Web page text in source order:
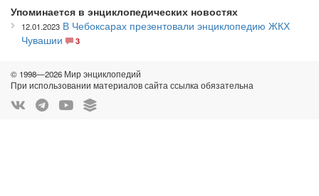
Упоминается в энциклопедических новостях
12.01.2023 В Чебоксарах презентовали энциклопедию ЖКХ
Чувашии
3
© 1998—2026 Мир энциклопедий
При использовании материалов сайта ссылка обязательна